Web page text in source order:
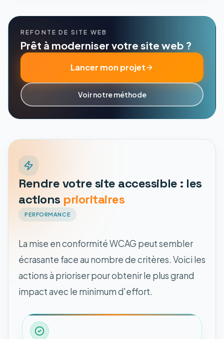
REFONTE DE SITE WEB
Prêt à moderniser votre site web ?
Lancer mon projet
Voir notre méthode
Rendre votre site accessible : les
actions prioritaires
PERFORMANCE
La mise en conformité WCAG peut sembler
écrasante face au nombre de critères. Voici les
actions à prioriser pour obtenir le plus grand
impact avec le minimum d'effort.